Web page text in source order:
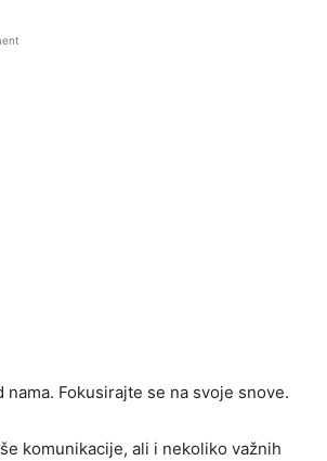
Fokusirajte se na svoje snove.
komunikacije, ali i nekoliko važnih